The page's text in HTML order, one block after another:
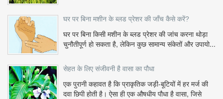
घर पर बिना मशीन के ब्लड प्रेशर की जाँच कैसे करें?
घर पर बिना किसी मशीन के ब्लड प्रेशर की जांच करना थोड़ा
चुनौतीपूर्ण हो सकता है, लेकिन कुछ सामान्य संकेतों और उपायो...
सेहत के लिए संजीवनी है वासा का पौधा
एक पुरानी कहावत है कि प्राकृतिक जड़ी-बूटियों में हर मर्ज की
दवा छिपी होती है। ऐसा ही एक औषधीय पौधा है वासा, जिसे